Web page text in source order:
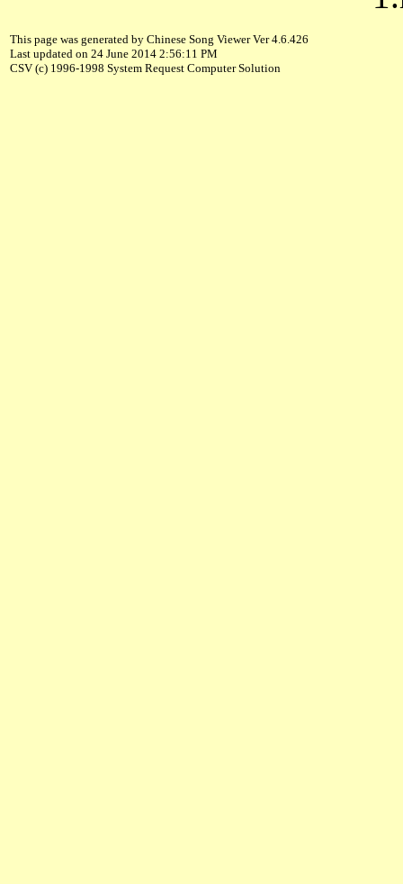
This page was generated by Chinese Song Viewer Ver 4.6.426
Last updated on 24 June 2014 2:56:11 PM
CSV (c) 1996-1998 System Request Computer Solution